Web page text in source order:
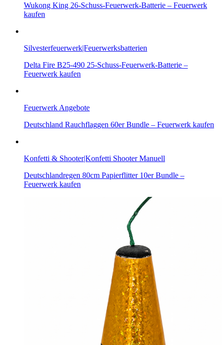
Wukong King 26-Schuss-Feuerwerk-Batterie – Feuerwerk
kaufen
Silvesterfeuerwerk|Feuerwerksbatterien
Delta Fire B25-490 25-Schuss-Feuerwerk-Batterie –
Feuerwerk kaufen
Feuerwerk Angebote
Deutschland Rauchflaggen 60er Bundle – Feuerwerk kaufen
Konfetti & Shooter|Konfetti Shooter Manuell
Deutschlandregen 80cm Papierflitter 10er Bundle –
Feuerwerk kaufen